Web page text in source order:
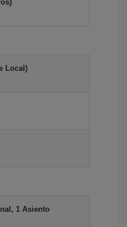
Local)
1 Asiento